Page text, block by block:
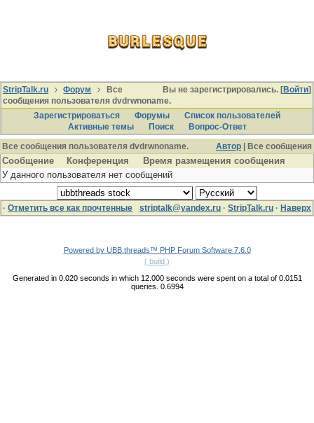
Вы не зарегистрировались. [Войти]
StripTalk.ru Форум
Все
сообщения пользователя dvdrwnoname.
Зарегистрироваться
Форумы
Список пользователей
Активные темы
Поиcк
Вопрос-Ответ
Автор | Все сообщения
Все сообщения пользователя dvdrwnoname.
Сообщение Конференция
Время размещения сообщения
У данного пользователя нет сообщений
· Отметить все как прочтенные striptalk@yandex.ru · StripTalk.ru · Наверх
Powered by UBB.threads™ PHP Forum Software 7.6.0
( build )
Generated in 0.020 seconds in which 12.000 seconds were spent on a total of 0.0151
queries. 0.6994